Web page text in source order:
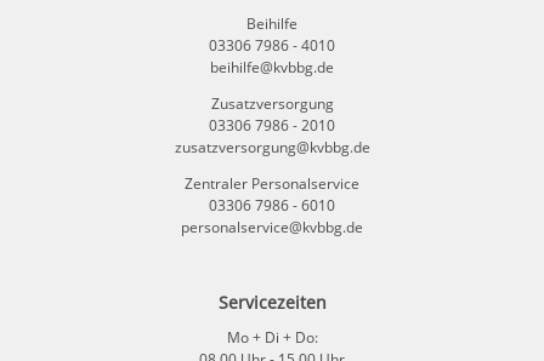
Beihilfe
03306 7986 - 4010
beihilfe@kvbbg.de
Zusatzversorgung
03306 7986 - 2010
zusatzversorgung@kvbbg.de
Zentraler Personalservice
03306 7986 - 6010
personalservice@kvbbg.de
Servicezeiten
Mo + Di + Do: